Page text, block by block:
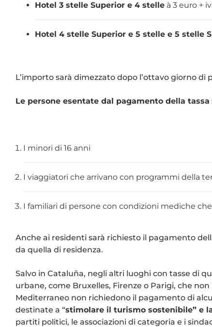
Hotel 3 stelle Superior e 4 stelle à 3 euro +
Hotel 4 stelle Superior e 5 stelle e 5 stelle
L’importo sarà dimezzato dopo l’ottavo giorno
Le persone esentate dal pagamento della tassa
I minori di 16 anni
I viaggiatori che arrivano con programmi della
I familiari di persone con condizioni mediche
Anche ai residenti sarà richiesto il pagamento
da quella di residenza.
Salvo in Cataluña, negli altri luoghi con tasse di
urbane, come Bruxelles, Firenze o Parigi, che
Mediterraneo non richiedono il pagamento di
destinate a “stimolare il turismo sostenibile” e
partiti politici, le associazioni di categoria e i